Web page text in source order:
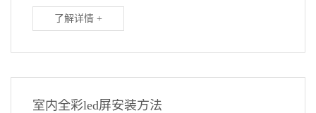
了解详情 +
室内全彩led屏安装方法